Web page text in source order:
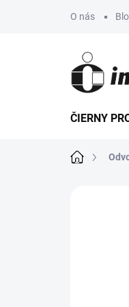
O nás
ČIERNY
Domov